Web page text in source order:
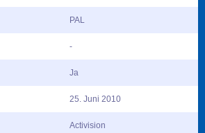
PAL
-
Ja
25. Juni 2010
Activision